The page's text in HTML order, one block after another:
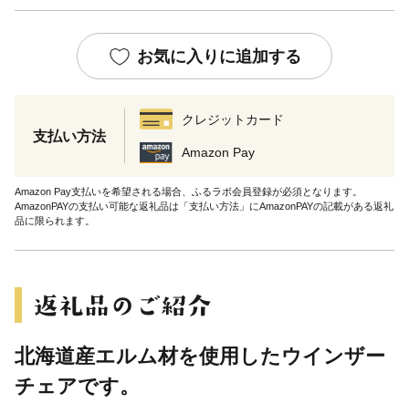
お気に入りに追加する
支払い方法
クレジットカード
Amazon Pay
Amazon Pay支払いを希望される場合、ふるラボ会員登録が必須となります。
AmazonPAYの支払い可能な返礼品は「支払い方法」にAmazonPAYの記載がある返礼
品に限られます。
北海道産エルム材を使用したウインザー
チェアです。